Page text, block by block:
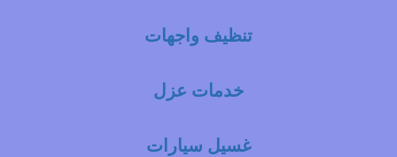
تنظيف واجهات
خدمات عزل
غسيل سيارات